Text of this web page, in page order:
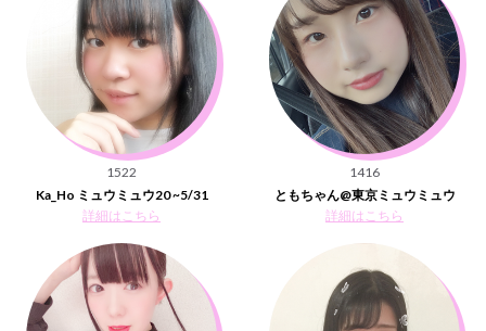
1522
Ka_Ho ミュウミュウ20 ~5/31
詳細はこちら
1416
ともちゃん@東京ミュウミュウ
詳細はこちら